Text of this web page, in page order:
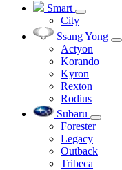
Smart
City
Ssang Yong
Actyon
Korando
Kyron
Rexton
Rodius
Subaru
Forester
Legacy
Outback
Tribeca